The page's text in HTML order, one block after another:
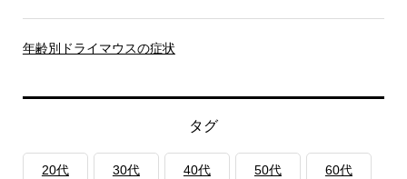
年齢別ドライマウスの症状
タグ
20代 30代 40代 50代 60代